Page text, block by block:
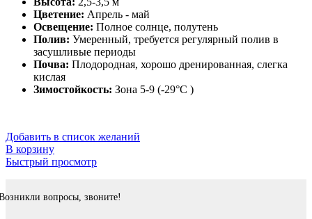
Цветение: Апрель - май
Освещение: Полное солнце, полутень
Полив: Умеренный, требуется регулярный полив в
засушливые периоды
Почва: Плодородная, хорошо дренированная, слегка
кислая
Зимостойкость: Зона 5-9 (-29°C )
Добавить в список желаний
В корзину
Быстрый просмотр
вопросы, звоните!